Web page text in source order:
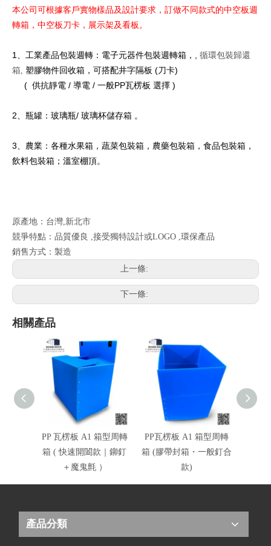
本公司可根據客戶實物樣品及設計要求，訂做不同款式的中空板週
轉箱，中空板刀卡，展示架及看板。
1、工業產品包裝週轉：電子元器件包裝週轉箱，, 循環包裝歸還
箱, 塑膠物件回收箱，可搭配井字隔板 (刀卡)
( 供抗靜電 / 導電 / 一般PP瓦楞板 選擇 )
2、瓶罐：玻璃瓶/ 玻璃杯儲存箱 。
3、農業：各種水果箱，蔬菜包裝箱，農藥包裝箱，食品包裝箱，
飲料包裝箱；溫室棚頂。
原產地：台灣,新北市
競爭特點：品質優良 ,接受獨特設計或LOGO ,環保產品
銷售方式：製造
上一條:
下一條:
相關產品
PP 瓦楞板 A1 箱型周轉
箱 ( 快速開闔款｜鉚釘
＋魔鬼氈 ）
PP瓦楞板 A1 箱型周轉
箱 (膠帶封箱・一般釘合
款)
產品分類